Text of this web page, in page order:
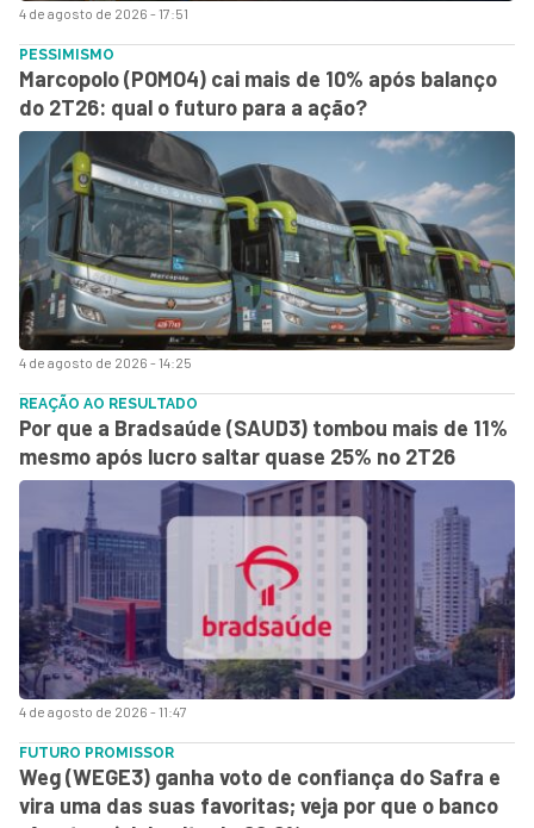
4 de agosto de 2026 - 17:51
4 de agosto de 2026 - 14:25
PESSIMISMO
Marcopolo (POMO4) cai mais de 10% após balanço
do 2T26: qual o futuro para a ação?
4 de agosto de 2026 - 11:47
REAÇÃO AO RESULTADO
Por que a Bradsaúde (SAUD3) tombou mais de 11%
mesmo após lucro saltar quase 25% no 2T26
FUTURO PROMISSOR
Weg (WEGE3) ganha voto de confiança do Safra e
vira uma das suas favoritas; veja por que o banco